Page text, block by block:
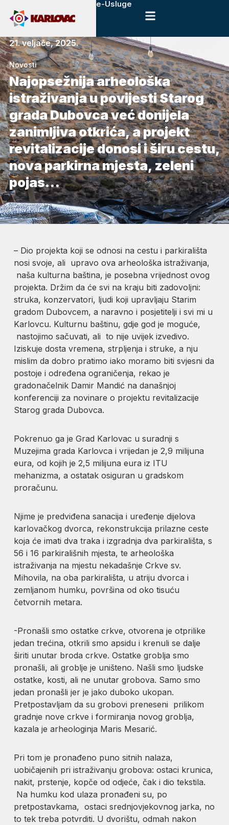
e-Usluge
21. veljače, 2025.
Novosti
Najopsežnija arheološka
istraživanja u povijesti Starog
grada Dubovca već donijela
zanimljiva otkrića, a projekt
revitalizacije donosi i širu cestu,
nova parkirna mjesta, zeleni
pojas…
– Dio projekta koji se odnosi na cestu i parkirališta
nosi svoje, ali upravo ova arheološka istraživanja,
naša kulturna baština, je posebna vrijednost ovog
projekta. Držim da će svi na kraju biti zadovoljni:
struka, konzervatori, ljudi koji upravljaju Starim
gradom Dubovcem, a naravno i posjetitelji i svi mi u
Karlovcu. Kulturnu baštinu, gdje god je moguće,
nastojimo sačuvati, ali to nije uvijek izvedivo.
Iziskuje dosta vremena, strpljenja i struke, a nju
mislim da dobro pratimo iako moramo biti svjesni da
postoje i određena ograničenja, rekao je
gradonačelnik Damir Mandić na današnjoj
konferenciji za novinare o projektu revitalizacije
Starog grada Dubovca.
Pokrenuo ga je Grad Karlovac u suradnji s
Muzejima grada Karlovca i vrijedan je 2,9 milijuna
eura, od kojih je 2,5 milijuna eura iz ITU
mehanizma, a ostatak osiguran u gradskom
proračunu.
Njime je predviđena sanacija i uređenje dijelova
karlovačkog dvorca, rekonstrukcija prilazne ceste
koja će imati dva traka i izgradnja dva parkirališta, s
56 i 16 parkirališnih mjesta, te arheološka
istraživanja na mjestu nekadašnje Crkve sv.
Mihovila, na oba parkirališta, u atriju dvorca i
zemljanom humku, površina od oko tisuću
četvornih metara.
-Pronašli smo ostatke crkve, otvorena je otprilike
jedan trećina, otkrili smo apsidu i krenuli se dalje
širiti unutar broda crkve. Ostatke groblja smo
pronašli, ali groblje je uništeno. Našli smo ljudske
ostatke, kosti, ali ne unutar grobova. Samo smo
jedan pronašli jer je jako duboko ukopan.
Pretpostavljam da su grobovi preneseni prilikom
gradnje nove crkve i formiranja novog groblja,
kazala je arheologinja Maris Mesarić.
Pri tom je pronađeno puno sitnih nalaza,
uobičajenih pri istraživanju grobova: ostaci krunica,
nakit, prstenje, kopče od odjeće, čak i dio tekstila.
Na humku kod ulaza pronađeni su, po
pretpostavkama, ostaci srednjovjekovnog jarka, no
to tek treba potvrditi. U dvorištu, odmah nakon